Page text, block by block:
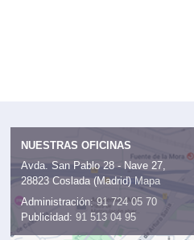
NUESTRAS OFICINAS
Avda. San Pablo 28 - Nave 27,
28823 Coslada (Madrid) Mapa
Administración: 91 724 05 70
Publicidad: 91 513 04 95